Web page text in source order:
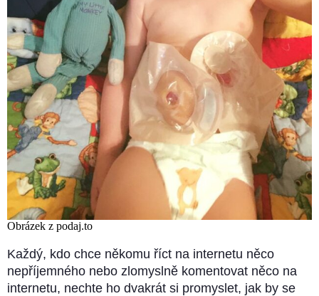
Obrázek z podaj.to
Každý, kdo chce někomu říct na internetu něco
nepříjemného nebo zlomyslně komentovat něco na
internetu, nechte ho dvakrát si promyslet, jak by se